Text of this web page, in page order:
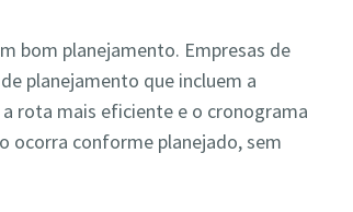
bom planejamento. Empresas de
planejamento que incluem a
rota mais eficiente e o cronograma
ocorra conforme planejado, sem